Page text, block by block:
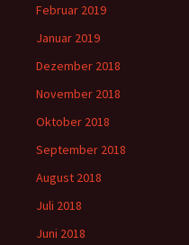
Februar 2019
Januar 2019
Dezember 2018
November 2018
Oktober 2018
September 2018
August 2018
Juli 2018
Juni 2018